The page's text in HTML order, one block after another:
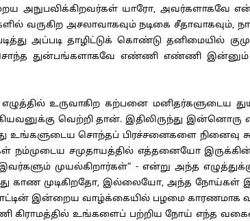
அநுபவிக்கிறவர்கள் யாரோ, அவர்களாகவே
வருகிற அசலாவாகவும் நடிகை
அப்படி தாழிட்டுக் கொண்டு தனிமையில்
துன்பங்களாகவே எண்ணி எண்ணி இன்னும்
உருவாகிற கற்பனை மனிதர்களுடைய
வெற்றி தான். இதிலிருந்து இன்னொரு
உங்களுடைய சொந்தப் பிரச்சனைகளை
நம்முடைய சமுதாயத்தில் எத்தனையோ
முயல்கிறார்கள்” - என்று அந்த
காண முடிகிறதோ, இல்லையோ, அந்த நோய்கள்
இன்றைய வாழ்க்கையில் பழமை காரணமாக
கிராமத்தில் உங்களைப் பற்றிய நோய் எந்த